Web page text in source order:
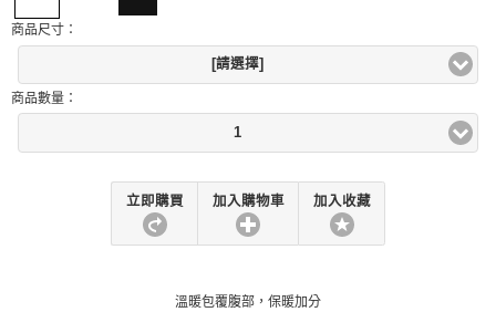
商品尺寸：
[請選擇]
商品數量：
1
立即購買 加入購物車 加入收藏
溫暖包覆腹部，保暖加分